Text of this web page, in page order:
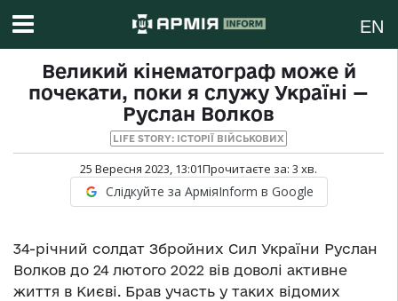
EN
Великий кінематограф може й
почекати, поки я служу Україні —
Руслан Волков
LIFE STORY: ІСТОРІЇ ВІЙСЬКОВИХ
25 Вересня 2023, 13:01Прочитаєте за: 3 хв.
Слідкуйте за АрміяInform в Google
34-річний солдат Збройних Сил України Руслан
Волков до 24 лютого 2022 вів доволі активне
життя в Києві. Брав участь у таких відомих